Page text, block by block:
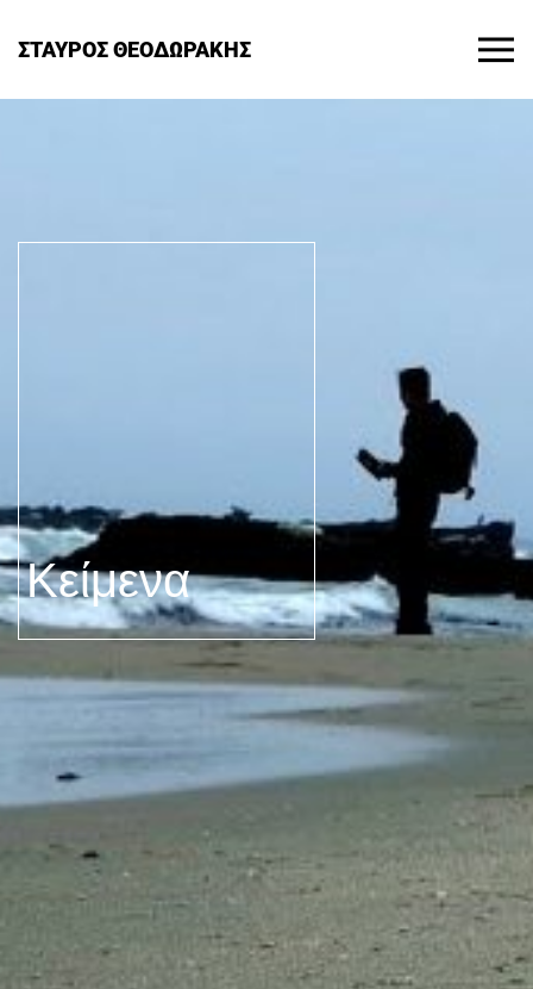
ΣΤΑΥΡΟΣ ΘΕΟΔΩΡΑΚΗΣ
Κείμενα